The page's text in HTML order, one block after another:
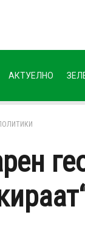
АКТУЕЛНО